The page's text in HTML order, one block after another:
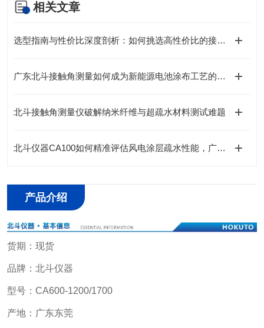
相关文章
选型指南与性价比深度剖析：如何挑选高性价比的接触角测量仪？
广东北斗接触角测量如何成为新能源电池涂布工艺的“火眼金睛”
北斗接触角测量仪破解纳米纤维与超疏水材料测试难题
北斗仪器CA100如何精准评估风电涂层疏水性能，广东北斗给出答案
产品介绍
货期：现货
品牌：北斗仪器
型号：CA600-1200/1700
产地：广东东莞